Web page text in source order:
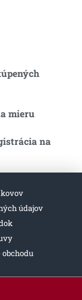
mieru
na
údajov